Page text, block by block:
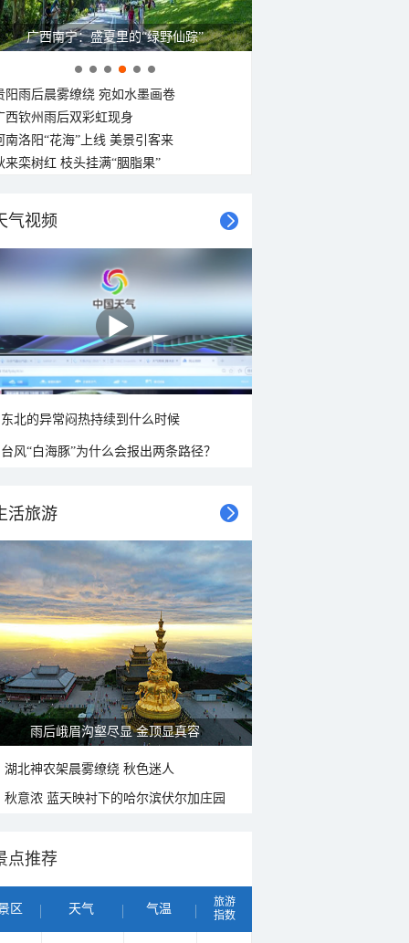
广西南宁：盛夏里的“绿野仙踪”
阳雨后晨雾缭绕 宛如水墨画卷
西钦州雨后双彩虹现身
南洛阳“花海”上线 美景引客来
来栾树红 枝头挂满“胭脂果”
气视频
东北的异常闷热持续到什么时候
台风“白海豚”为什么会报出两条路径？
活旅游
雨后峨眉沟壑尽显 金顶显真容
湖北神农架晨雾缭绕 秋色迷人
秋意浓 蓝天映衬下的哈尔滨伏尔加庄园
点推荐
区 天气 气温
旅游
指数